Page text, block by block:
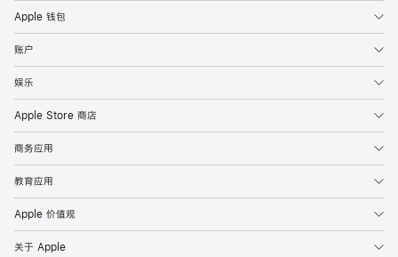
Apple 钱包
账户
娱乐
Apple Store 商店
商务应用
教育应用
Apple 价值观
关于 Apple